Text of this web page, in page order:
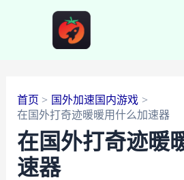
首页
国外加速国内游戏
在国外打奇迹暖暖用什么加速器
在国外打奇迹暖
速器